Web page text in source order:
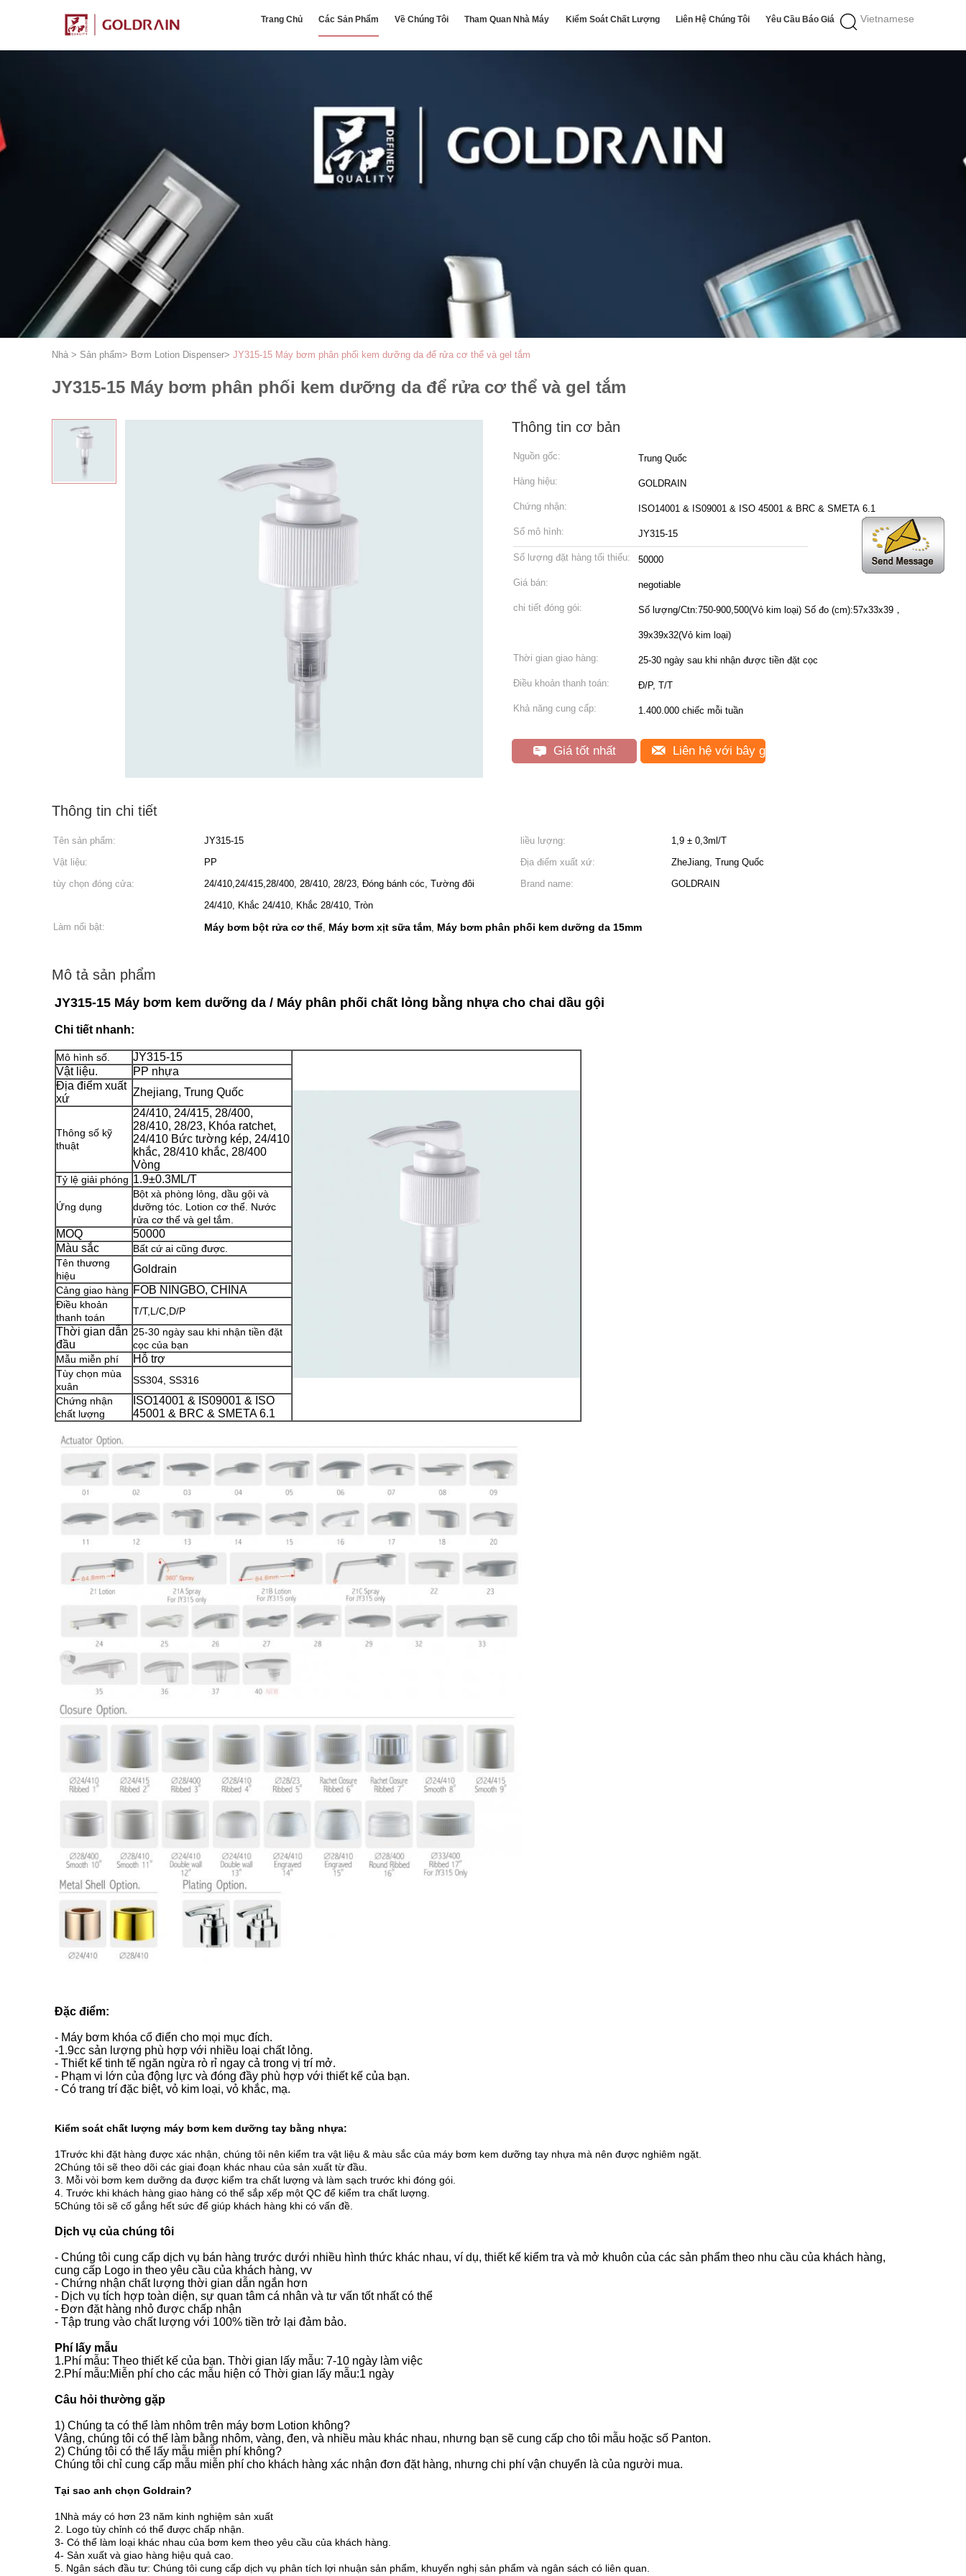
Vietnamese
Trang Chủ Các Sản Phẩm Về Chúng Tôi Tham Quan Nhà Máy Kiểm Soát Chất Lượng Liên Hệ Chúng Tôi Yêu Cầu Báo Giá
Nhà > Sản phẩm> Bơm Lotion Dispenser> JY315-15 Máy bơm phân phối kem dưỡng da để rửa cơ thể và gel tắm
JY315-15 Máy bơm phân phối kem dưỡng da để rửa cơ thể và gel tắm
Thông tin cơ bản
Nguồn gốc: Trung Quốc
Hàng hiệu: GOLDRAIN
Chứng nhận: ISO14001 & IS09001 & ISO 45001 & BRC & SMETA 6.1
Số mô hình: JY315-15
Số lượng đặt hàng tối thiểu: 50000
Giá bán: negotiable
chi tiết đóng gói: Số lượng/Ctn:750-900,500(Vỏ kim loại) Số đo (cm):57x33x39，
39x39x32(Vỏ kim loại)
Thời gian giao hàng: 25-30 ngày sau khi nhận được tiền đặt cọc
Điều khoản thanh toán: Đ/P, T/T
Khả năng cung cấp: 1.400.000 chiếc mỗi tuần
Giá tốt nhất Liên hệ với bây giờ
Thông tin chi tiết
Tên sản phẩm: JY315-15 liều lượng:
1,9 ± 0,3ml/T
Vật liệu:
PP Địa điểm xuất xứ:
ZheJiang, Trung Quốc
tùy chọn đóng cửa:
24/410,24/415,28/400, 28/410, 28/23, Đóng bánh cóc, Tường đôi
24/410, Khắc 24/410, Khắc 28/410, Tròn
Brand name: GOLDRAIN
Làm nổi bật: Máy bơm bột rửa cơ thể, Máy bơm xịt sữa tắm, Máy bơm phân phối kem dưỡng da 15mm
Mô tả sản phẩm
JY315-15 Máy bơm kem dưỡng da / Máy phân phối chất lỏng bằng nhựa cho chai dầu gội
Chi tiết nhanh:
Mô hình số.
JY315-15
Vật liệu.
PP nhựa
Địa điểm xuất
xứ
Zhejiang, Trung Quốc
Thông số kỹ
thuật
24/410, 24/415, 28/400,
28/410, 28/23, Khóa ratchet,
24/410 Bức tường kép, 24/410
khắc, 28/410 khắc, 28/400
Vòng
Tỷ lệ giải phóng 1.9±0.3ML/T
Ứng dụng
Bột xà phòng lỏng, dầu gội và
dưỡng tóc. Lotion cơ thể. Nước
rửa cơ thể và gel tắm.
MOQ
50000
Màu sắc
Bất cứ ai cũng được.
Tên thương
hiệu
Goldrain
Cảng giao hàng FOB NINGBO, CHINA
Điều khoản
thanh toán
T/T,L/C,D/P
Thời gian dẫn
đầu
25-30 ngày sau khi nhận tiền đặt
cọc của bạn
Mẫu miễn phí
Hỗ trợ
Tùy chọn mùa
xuân
SS304, SS316
Chứng nhận
chất lượng
ISO14001 & IS09001 & ISO
45001 & BRC & SMETA 6.1
Đặc điểm:
- Máy bơm khóa cổ điển cho mọi mục đích.
-1.9cc sản lượng phù hợp với nhiều loại chất lỏng.
- Thiết kế tinh tế ngăn ngừa rò rỉ ngay cả trong vị trí mở.
- Phạm vi lớn của động lực và đóng đầy phù hợp với thiết kế của bạn.
- Có trang trí đặc biệt, vỏ kim loại, vỏ khắc, mạ.
Kiểm soát chất lượng máy bơm kem dưỡng tay bằng nhựa:
1Trước khi đặt hàng được xác nhận, chúng tôi nên kiểm tra vật liệu & màu sắc của máy bơm kem dưỡng tay nhựa mà nên được nghiêm ngặt.
2Chúng tôi sẽ theo dõi các giai đoạn khác nhau của sản xuất từ đầu.
3. Mỗi vòi bơm kem dưỡng da được kiểm tra chất lượng và làm sạch trước khi đóng gói.
4. Trước khi khách hàng giao hàng có thể sắp xếp một QC để kiểm tra chất lượng.
5Chúng tôi sẽ cố gắng hết sức để giúp khách hàng khi có vấn đề.
Dịch vụ của chúng tôi
- Chúng tôi cung cấp dịch vụ bán hàng trước dưới nhiều hình thức khác nhau, ví dụ, thiết kế kiểm tra và mở khuôn của các sản phẩm theo nhu cầu của khách hàng,
cung cấp Logo in theo yêu cầu của khách hàng, vv
- Chứng nhận chất lượng thời gian dẫn ngắn hơn
- Dịch vụ tích hợp toàn diện, sự quan tâm cá nhân và tư vấn tốt nhất có thể
- Đơn đặt hàng nhỏ được chấp nhận
- Tập trung vào chất lượng với 100% tiền trở lại đảm bảo.
Phí lấy mẫu
1.Phí mẫu: Theo thiết kế của bạn. Thời gian lấy mẫu: 7-10 ngày làm việc
2.Phí mẫu:Miễn phí cho các mẫu hiện có Thời gian lấy mẫu:1 ngày
Câu hỏi thường gặp
1) Chúng ta có thể làm nhôm trên máy bơm Lotion không?
Vâng, chúng tôi có thể làm bằng nhôm, vàng, đen, và nhiều màu khác nhau, nhưng bạn sẽ cung cấp cho tôi mẫu hoặc số Panton.
2) Chúng tôi có thể lấy mẫu miễn phí không?
Chúng tôi chỉ cung cấp mẫu miễn phí cho khách hàng xác nhận đơn đặt hàng, nhưng chi phí vận chuyển là của người mua.
Tại sao anh chọn Goldrain?
1Nhà máy có hơn 23 năm kinh nghiệm sản xuất
2. Logo tùy chỉnh có thể được chấp nhận.
3- Có thể làm loại khác nhau của bơm kem theo yêu cầu của khách hàng.
4- Sản xuất và giao hàng hiệu quả cao.
5. Ngân sách đầu tư: Chúng tôi cung cấp dịch vụ phân tích lợi nhuận sản phẩm, khuyến nghị sản phẩm và ngân sách có liên quan.